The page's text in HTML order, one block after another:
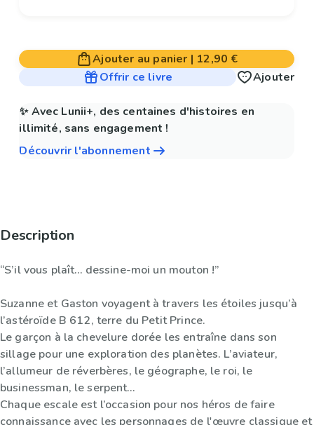
Ajouter au panier | 12,90 €
Offrir ce livre
Ajouter
✨ Avec Lunii+, des centaines d'histoires en
illimité, sans engagement !
Découvrir l'abonnement
Description
“S’il vous plaît… dessine-moi un mouton !”
Suzanne et Gaston voyagent à travers les étoiles jusqu’à
l’astéroïde B 612, terre du Petit Prince.
Le garçon à la chevelure dorée les entraîne dans son
sillage pour une exploration des planètes. L’aviateur,
l’allumeur de réverbères, le géographe, le roi, le
businessman, le serpent…
Chaque escale est l’occasion pour nos héros de faire
connaissance avec les personnages de l'œuvre classique et